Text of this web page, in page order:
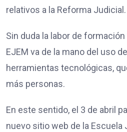
relativos a la Reforma Judicial.
Sin duda la labor de
EJEM va de la mano del uso
herramientas tecnológicas,
más personas.
En este sentido, el 3 de abril
nuevo sitio web de la Escuela